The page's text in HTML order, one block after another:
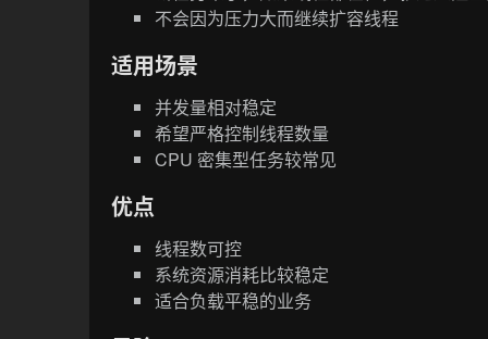
不会因为压力大而继续扩容线程
适用场景
并发量相对稳定
希望严格控制线程数量
CPU 密集型任务较常见
优点
线程数可控
系统资源消耗比较稳定
适合负载平稳的业务